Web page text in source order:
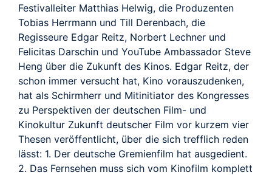
Festivalleiter Matthias Helwig, die Produzenten
Tobias Herrmann und Till Derenbach, die
Regisseure Edgar Reitz, Norbert Lechner und
Felicitas Darschin und YouTube Ambassador Steve
Heng über die Zukunft des Kinos. Edgar Reitz, der
schon immer versucht hat, Kino vorauszudenken,
hat als Schirmherr und Mitinitiator des Kongresses
zu Perspektiven der deutschen Film- und
Kinokultur Zukunft deutscher Film vor kurzem vier
Thesen veröffentlicht, über die sich trefflich reden
lässt: 1. Der deutsche Gremienfilm hat ausgedient.
2. Das Fernsehen muss sich vom Kinofilm komplett